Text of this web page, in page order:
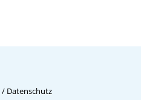
/ Datenschutz